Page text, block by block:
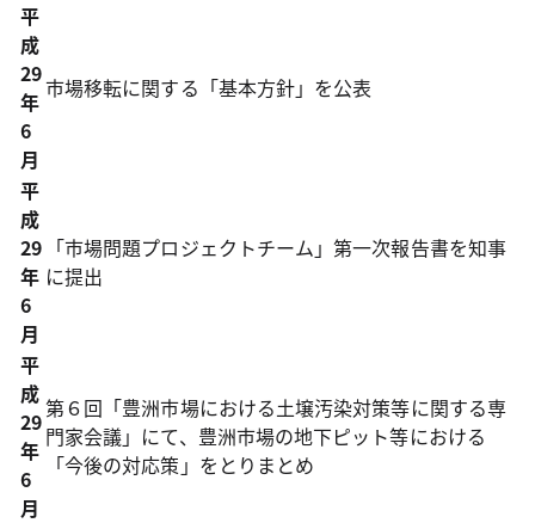
平
成
29
年
6
月
市場移転に関する「基本方針」を公表
平
成
29
年
6
月
「市場問題プロジェクトチーム」第一次報告書を知事
に提出
平
成
29
年
6
月
第６回「豊洲市場における土壌汚染対策等に関する専
門家会議」にて、豊洲市場の地下ピット等における
「今後の対応策」をとりまとめ